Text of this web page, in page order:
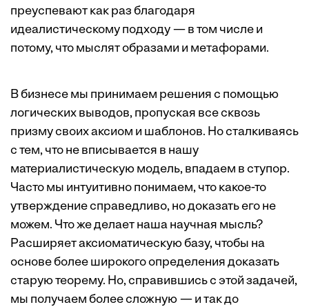
преуспевают как раз благодаря
идеалистическому подходу — в том числе и
потому, что мыслят образами и метафорами.
В бизнесе мы принимаем решения с помощью
логических выводов, пропуская все сквозь
призму своих аксиом и шаблонов. Но сталкиваясь
с тем, что не вписывается в нашу
материалистическую модель, впадаем в ступор.
Часто мы интуитивно понимаем, что какое-то
утверждение справедливо, но доказать его не
можем. Что же делает наша научная мысль?
Расширяет аксиоматическую базу, чтобы на
основе более широкого определения доказать
старую теорему. Но, справившись с этой задачей,
мы получаем более сложную — и так до